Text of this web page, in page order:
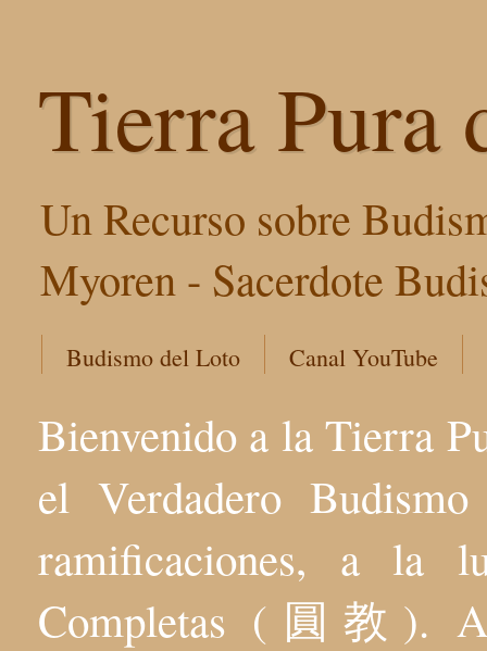
Tierra Pura
Un Recurso sobre
Myoren - Sacerdote
Budismo del Loto Canal YouTube
Bienvenido a la Tierra
el Verdadero
ramificaciones, a la
Completas (圓教).